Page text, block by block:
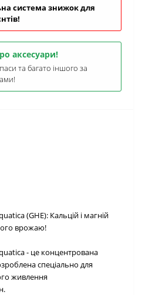
система знижок для
аксесуари!
та багато іншого за
(GHE): Кальцій і магній
врожаю!
- це концентрована
спеціально для
живлення